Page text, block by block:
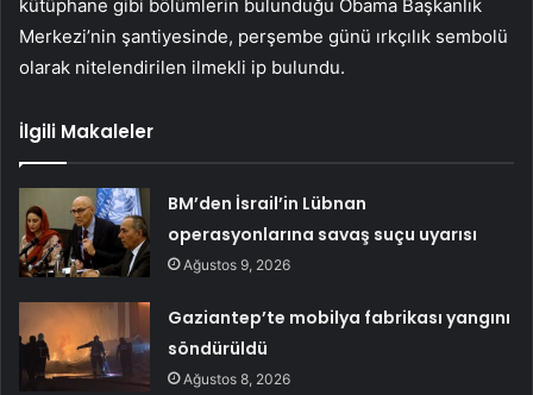
kütüphane gibi bölümlerin bulunduğu Obama Başkanlık
Merkezi’nin şantiyesinde, perşembe günü ırkçılık sembolü
olarak nitelendirilen ilmekli ip bulundu.
İlgili Makaleler
BM’den İsrail’in Lübnan
operasyonlarına savaş suçu uyarısı
Ağustos 9, 2026
Gaziantep’te mobilya fabrikası yangını
söndürüldü
Ağustos 8, 2026